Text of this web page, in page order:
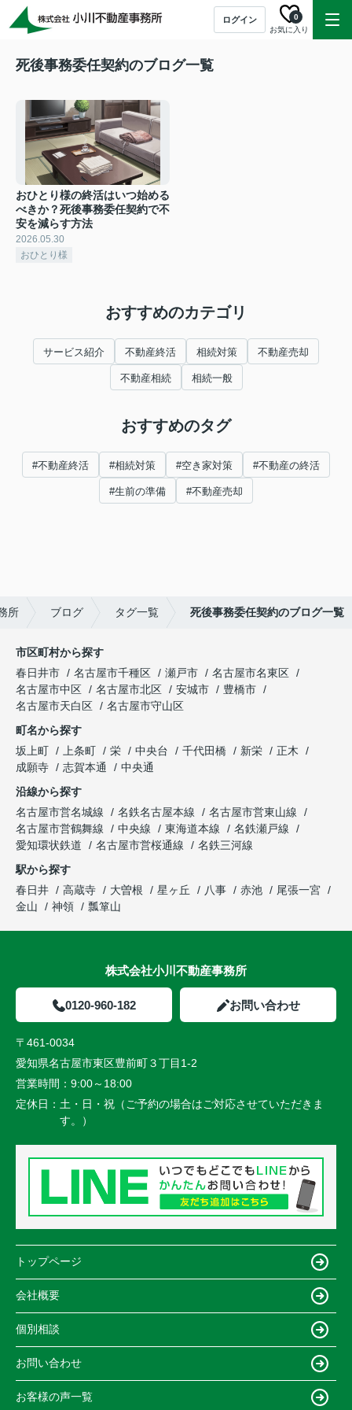
ログイン
お気に入り
0
死後事務委任契約のブログ一覧
おひとり様の終活はいつ始める
べきか？死後事務委任契約で不
安を減らす方法
2026.05.30
おひとり様
おすすめのカテゴリ
サービス紹介 不動産終活 相続対策 不動産売却
不動産相続 相続一般
おすすめのタグ
#不動産終活 #相続対策 #空き家対策 #不動産の終活
#生前の準備 #不動産売却
所 ブログ タグ一覧 死後事務委任契約のブログ一覧
市区町村から探す
春日井市
名古屋市千種区 瀬戸市
名古屋市名東区
名古屋市中区
名古屋市北区 安城市
豊橋市
名古屋市天白区
名古屋市守山区
町名から探す
坂上町
上条町 栄 中央台 千代田橋 新栄
正木
成願寺
志賀本通
中央通
沿線から探す
名古屋市営名城線
名鉄名古屋本線
名古屋市営東山線
名古屋市営鶴舞線
中央線 東海道本線
名鉄瀬戸線
愛知環状鉄道
名古屋市営桜通線
名鉄三河線
駅から探す
春日井
高蔵寺 大曽根 星ヶ丘 八事 赤池
尾張一宮
金山
神領 瓢箪山
株式会社小川不動産事務所
0120-960-182 お問い合わせ
〒461-0034
愛知県名古屋市東区豊前町３丁目1-2
営業時間： 9:00～18:00
定休日： 土・日・祝（ご予約の場合はご対応させていただきま
す。）
トップページ
会社概要
個別相談
お問い合わせ
お客様の声一覧